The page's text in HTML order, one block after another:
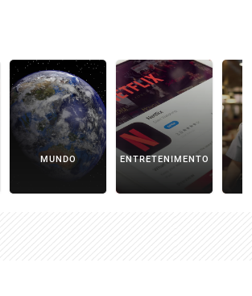
MUNDO ENTRETENIMENTO